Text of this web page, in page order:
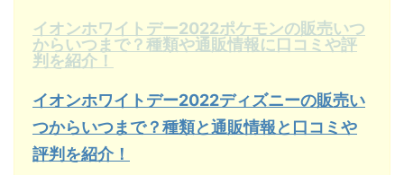
イオンホワイトデー2022ポケモンの販売いつ
からいつまで？種類や通販情報に口コミや評
判を紹介！
イオンホワイトデー2022ディズニーの販売い
つからいつまで？種類と通販情報と口コミや
評判を紹介！